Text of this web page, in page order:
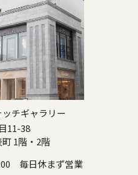
チギャラリー
11-38
1階・2階
毎日休まず営業